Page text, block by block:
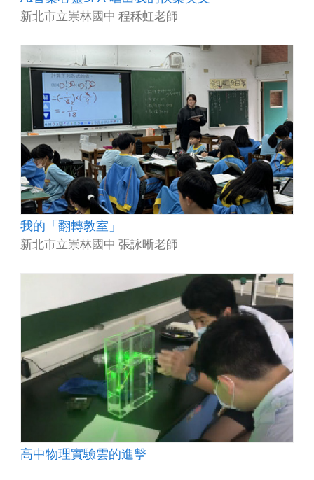
新北市立崇林國中 程秝虹老師
我的「翻轉教室」
新北市立崇林國中 張詠晰老師
高中物理實驗雲的進擊